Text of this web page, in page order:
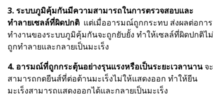
3.ระบบภูมิคุ้มกันมีความสามารถในการตรวจสอบและ
ทำลายเซลล์ที่ผิดปกติ แต่เมื่ออารมณ์ถูกกระทบ ส่งผลต่อการ
ทำงานของระบบภูมิคุ้มกันจะถูกยับยั้ง ทำให้เซลล์ที่ผิดปกติไม่
ถูกทำลายและกลายเป็นมะเร็ง
4. อารมณ์ที่ถูกกระตุ้นอย่างรุนแรงหรือเป็นระยะเวลานานจะ
สามารถกดยีนส์ที่ต่อต้านมะเร็งไม่ให้แสดงออก ทำให้ยีน
มะเร็งสามารถแสดงออกได้และกลายเป็นมะเร็ง